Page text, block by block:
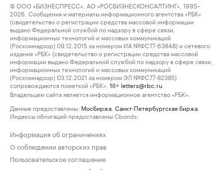
© ООО «БИЗНЕСПРЕСС», АО «РОСБИЗНЕСКОНСАЛТИНГ», 1995–
2026. Сообщения и материалы информационного агентства «РБК»
(свидетельство о регистрации средства массовой информации
выдано Федеральной службой по надзору в сфере связи,
информационных технологий и массовых коммуникаций
(Роскомнадзор) 09.12.2015 за номером ИА №ФС77-63848) и сетевого
издания «РБК» (свидетельство о регистрации средства массовой
информации выдано Федеральной службой по надзору в сфере связи,
информационных технологий и массовых коммуникаций
(Роскомнадзор) 03.12.2021 за номером ЭЛ №ФС77-82385)
сопровождаются пометкой «РБК».
18+ letters@rbc.ru
Владельцем сайта является информационное агентство «РБК».
Данные предоставлены: Мосбиржа Санкт-Петербургская биржа
Индексы облигаций предоставлены Cbonds.
Информация об ограничениях
О соблюдении авторских прав
Пользовательское соглашение